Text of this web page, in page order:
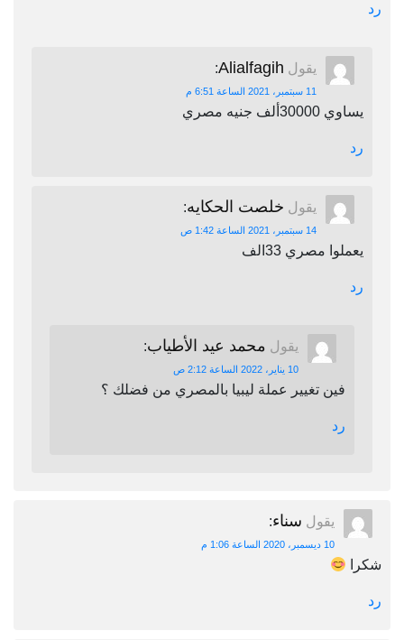
رد
يقول Alialfagih
:
11 سبتمبر، 2021 الساعة 6:51 م
يساوي 30000ألف جنيه مصري
رد
يقول خلصت الحكايه:
14 سبتمبر، 2021 الساعة 1:42 ص
يعملوا مصري 33الف
رد
يقول محمد عيد الأطياب:
10 يناير، 2022 الساعة 2:12 ص
فين تغيير عملة ليبيا بالمصري من فضلك ؟
رد
يقول سناء:
10 ديسمبر، 2020 الساعة 1:06 م
شكرا
رد